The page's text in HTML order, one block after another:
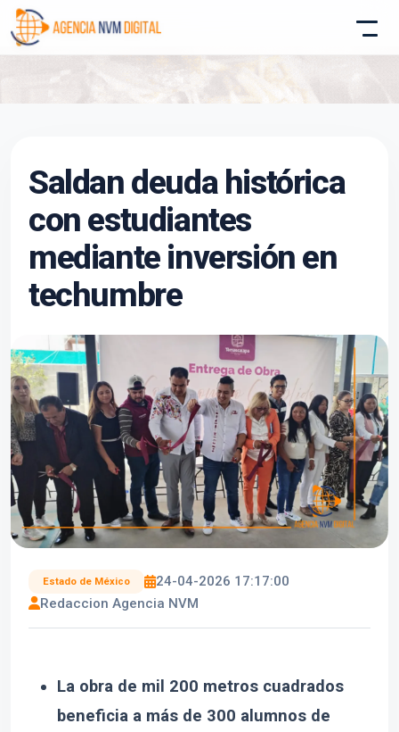
Saldan deuda histórica
con estudiantes
mediante inversión en
techumbre
Estado de México
24-04-2026 17:17:00
Redaccion Agencia NVM
La obra de mil 200 metros cuadrados
beneficia a más de 300 alumnos de
Asistente conectado